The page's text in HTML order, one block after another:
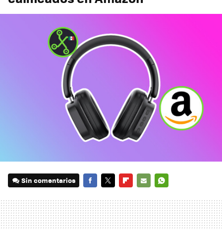
Sin comentarios
MAIL